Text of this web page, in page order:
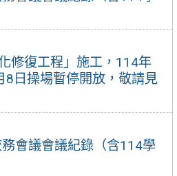
修復工程」施工，114年
日操場暫停開放，敬請見
會議會議紀錄（含114學